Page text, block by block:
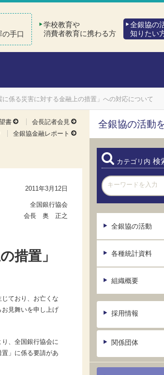
の手口
学校教育や
消費者教育に携わる方
全銀協の
知りたい
に係る災害に対する金融上の措置」への対応について
書
会長記者会見
全銀協金融レポート
2011年3月12日
全国銀行協会
会長 奥 正之
措置」
ており、お亡くな
見舞いを申し上げ
、全国銀行協会に
」に係る要請があ
全銀協の活動
カテゴリ内 検
全銀協の活動
各種統計資料
組織概要
採用情報
関係団体